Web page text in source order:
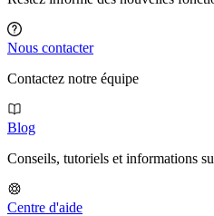
Nous contacter
Contactez notre équipe
Blog
Conseils, tutoriels et informations
Centre d'aide